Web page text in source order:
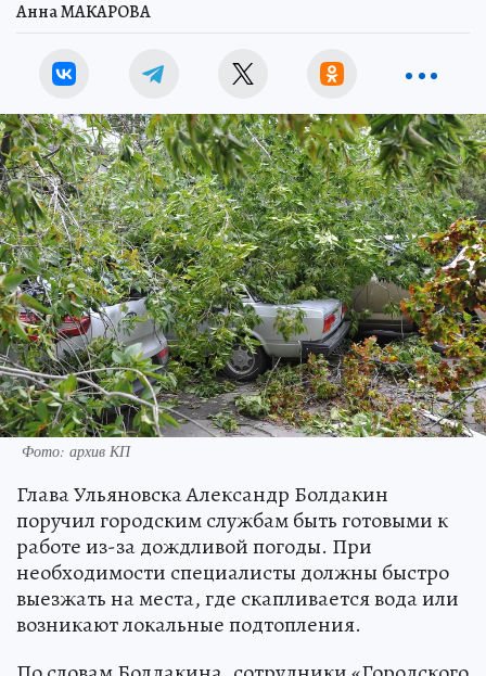
Анна МАКАРОВА
Фото: архив КП
Глава Ульяновска Александр Болдакин
поручил городским службам быть готовыми к
работе из-за дождливой погоды. При
необходимости специалисты должны быстро
выезжать на места, где скапливается вода или
возникают локальные подтопления.